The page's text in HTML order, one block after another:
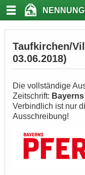
Taufkirchen/
03.06.2018)
Die vollständige
Zeitschrift:
Verbindlich ist nur
Ausschreibung!